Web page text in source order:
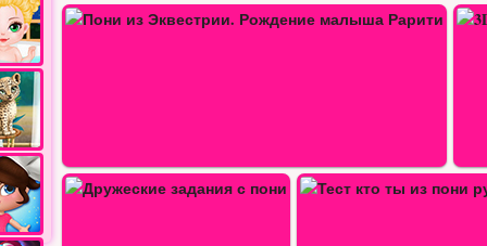
3D пони генератор Пони Одеваются 2
Тест кто ты из пони русалочек 2020 Фотобутка с девочками